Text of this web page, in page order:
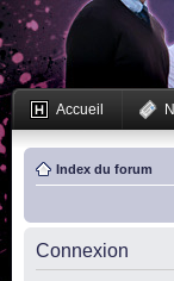
Accueil
Index du forum
Connexion